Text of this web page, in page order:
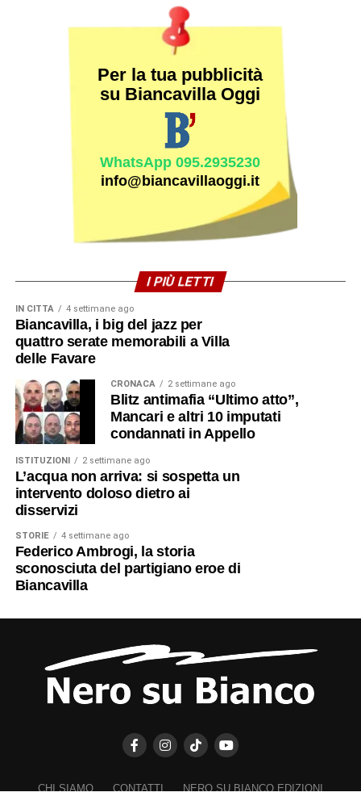
Per la tua pubblicità
su Biancavilla Oggi
WhatsApp 095.2935230
info@biancavillaoggi.it
I PIÙ LETTI
IN CITTÀ 4 settimane ago
Biancavilla, i big del jazz per
quattro serate memorabili a Villa
delle Favare
CRONACA 2 settimane ago
Blitz antimafia “Ultimo atto”,
Mancari e altri 10 imputati
condannati in Appello
ISTITUZIONI 2 settimane ago
L’acqua non arriva: si sospetta un
intervento doloso dietro ai
disservizi
STORIE 4 settimane ago
Federico Ambrogi, la storia
sconosciuta del partigiano eroe di
Biancavilla
CHI SIAMO CONTATTI
NERO SU BIANCO EDIZIONI